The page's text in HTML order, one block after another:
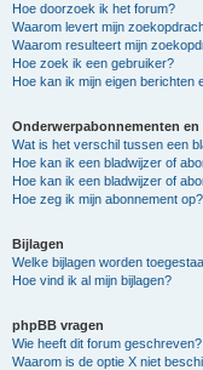
Hoe doorzoek ik het forum?
Waarom levert mijn
Waarom resulteert mijn
Hoe zoek ik een gebruiker?
Hoe kan ik mijn eigen berichten
Onderwerpabonnementen
Wat is het verschil tussen een
Hoe kan ik een bladwijzer of
Hoe kan ik een bladwijzer of
Hoe zeg ik mijn abonnement op?
Bijlagen
Welke bijlagen worden
Hoe vind ik al mijn bijlagen?
phpBB vragen
Wie heeft dit forum geschreven?
Waarom is de optie X niet